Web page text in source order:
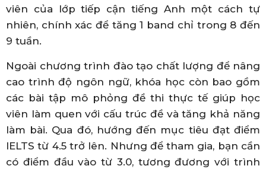
viên của lớp tiếp cận tiếng Anh một cách tự
nhiên, chính xác để tăng 1 band chỉ trong 8 đến
9 tuần.
Ngoài chương trình đào tạo chất lượng để nâng
cao trình độ ngôn ngữ, khóa học còn bao gồm
các bài tập mô phỏng đề thi thực tế giúp học
viên làm quen với cấu trúc đề và tăng khả năng
làm bài. Qua đó, hướng đến mục tiêu đạt điểm
IELTS từ 4.5 trở lên. Nhưng để tham gia, bạn cần
có điểm đầu vào từ 3.0, tương đương với trình